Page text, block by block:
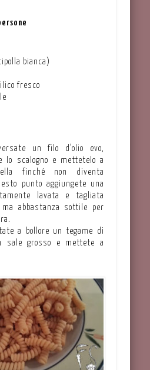
bianca)
fresco
un filo d’olio evo,
lo scalogno e mettetelo a
finché non diventa
punto aggiungete una
lavata e tagliata
ma abbastanza sottile per
a bollore un tegame di
sale grosso e mettete a